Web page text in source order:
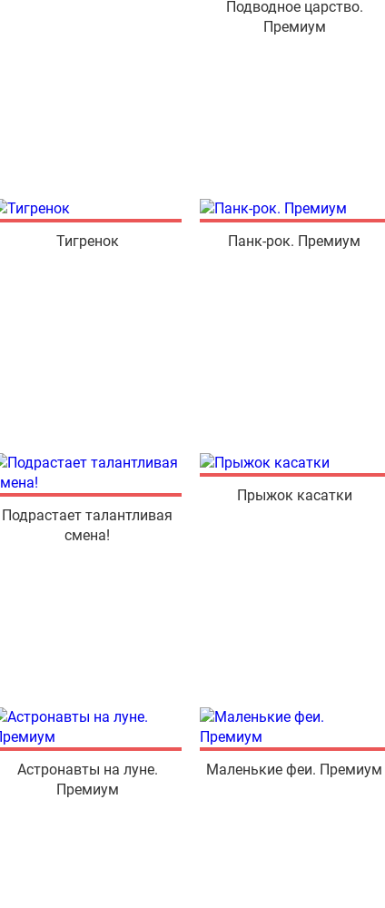
Подводное царство.
Премиум
Тигренок Панк-рок. Премиум
Подрастает талантливая
смена!
Прыжок касатки
Астронавты на луне.
Премиум
Маленькие феи. Премиум